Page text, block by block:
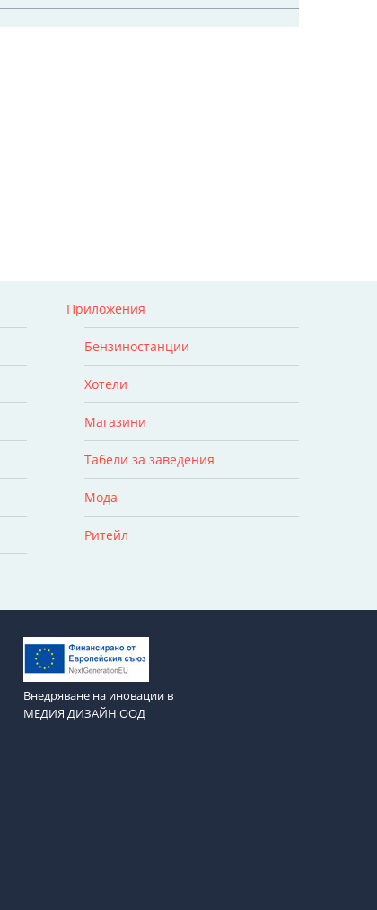
Приложения
Бензиностанции
Хотели
Магазини
Табели за заведения
Мода
Ритейл
Внедряване на иновации в
МЕДИЯ ДИЗАЙН ООД